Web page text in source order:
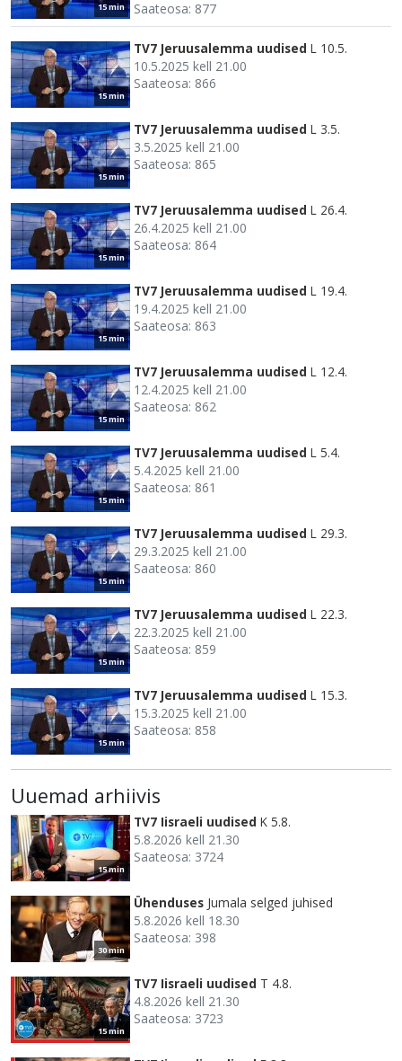
15 min
Saateosa: 877
15 min
TV7 Jeruusalemma uudised L 10.5.
10.5.2025 kell 21.00
Saateosa: 866
15 min
TV7 Jeruusalemma uudised L 3.5.
3.5.2025 kell 21.00
Saateosa: 865
15 min
TV7 Jeruusalemma uudised L 26.4.
26.4.2025 kell 21.00
Saateosa: 864
15 min
TV7 Jeruusalemma uudised L 19.4.
19.4.2025 kell 21.00
Saateosa: 863
15 min
TV7 Jeruusalemma uudised L 12.4.
12.4.2025 kell 21.00
Saateosa: 862
15 min
TV7 Jeruusalemma uudised L 5.4.
5.4.2025 kell 21.00
Saateosa: 861
15 min
TV7 Jeruusalemma uudised L 29.3.
29.3.2025 kell 21.00
Saateosa: 860
15 min
TV7 Jeruusalemma uudised L 22.3.
22.3.2025 kell 21.00
Saateosa: 859
15 min
TV7 Jeruusalemma uudised L 15.3.
15.3.2025 kell 21.00
Saateosa: 858
Uuemad arhiivis
15 min
TV7 Iisraeli uudised K 5.8.
5.8.2026 kell 21.30
Saateosa: 3724
30 min
Ühenduses Jumala selged juhised
5.8.2026 kell 18.30
Saateosa: 398
15 min
TV7 Iisraeli uudised T 4.8.
4.8.2026 kell 21.30
Saateosa: 3723